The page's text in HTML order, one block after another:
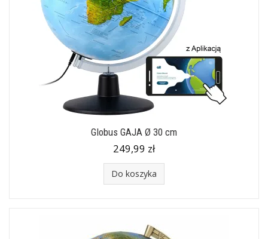
Globus GAJA Ø 30 cm
249,99 zł
Do koszyka